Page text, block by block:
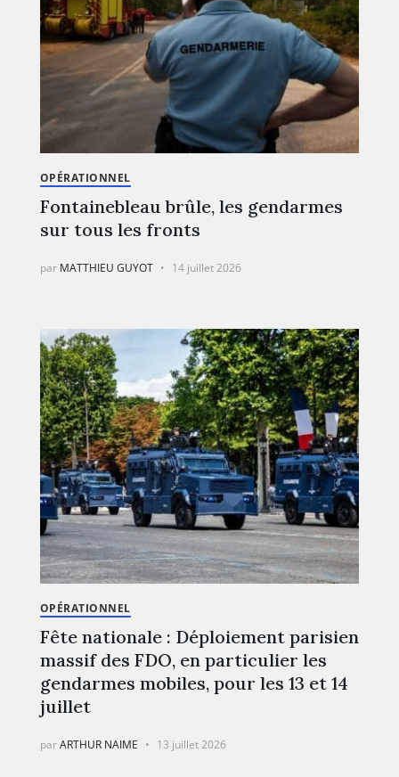
OPÉRATIONNEL
Fontainebleau brûle, les gendarmes
sur tous les fronts
par MATTHIEU GUYOT 14 juillet 2026
OPÉRATIONNEL
Fête nationale : Déploiement parisien
massif des FDO, en particulier les
gendarmes mobiles, pour les 13 et 14
juillet
parARTHUR NAIME 13 juillet 2026